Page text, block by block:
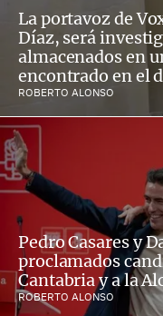
La portavoz de
Díaz, será
almacenados en
encontrado en el
ROBERTO ALONSO
Pedro Casares y
proclamados
Cantabria y a la
ROBERTO ALONSO